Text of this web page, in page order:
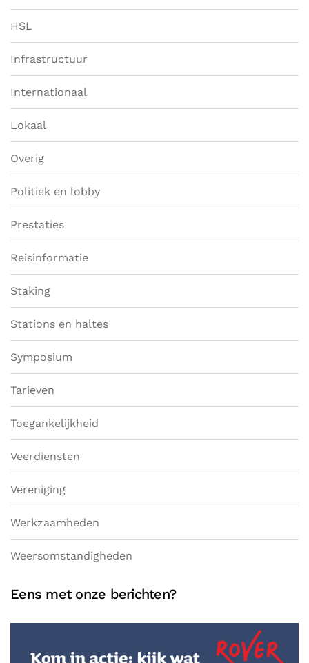
HSL
Infrastructuur
Internationaal
Lokaal
Overig
Politiek en lobby
Prestaties
Reisinformatie
Staking
Stations en haltes
Symposium
Tarieven
Toegankelijkheid
Veerdiensten
Vereniging
Werkzaamheden
Weersomstandigheden
Eens met onze berichten?